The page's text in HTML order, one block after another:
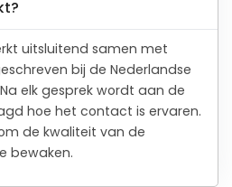
uitsluitend samen met
bij de Nederlandse
elk gesprek wordt aan de
hoe het contact is ervaren.
de kwaliteit van de
bewaken.